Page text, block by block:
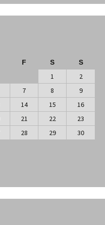
F S S
1
2
7 8
9
14 15
16
21 22
23
28 29
30